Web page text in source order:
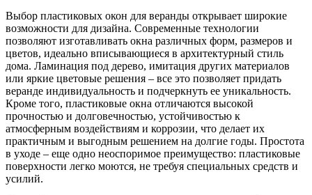
Выбор пластиковых окон для веранды открывает широкие
возможности для дизайна. Современные технологии
позволяют изготавливать окна различных форм, размеров и
цветов, идеально вписывающиеся в архитектурный стиль
дома. Ламинация под дерево, имитация других материалов
или яркие цветовые решения – все это позволяет придать
веранде индивидуальность и подчеркнуть ее уникальность.
Кроме того, пластиковые окна отличаются высокой
прочностью и долговечностью, устойчивостью к
атмосферным воздействиям и коррозии, что делает их
практичным и выгодным решением на долгие годы. Простота
в уходе – еще одно неоспоримое преимущество: пластиковые
поверхности легко моются, не требуя специальных средств и
усилий.